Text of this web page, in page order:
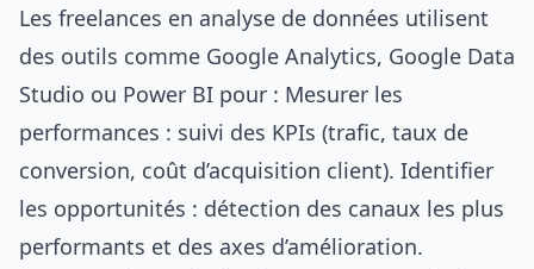
Les freelances en analyse de données utilisent
des outils comme Google Analytics, Google Data
Studio ou Power BI pour : Mesurer les
performances : suivi des KPIs (trafic, taux de
conversion, coût d’acquisition client). Identifier
les opportunités : détection des canaux les plus
performants et des axes d’amélioration.